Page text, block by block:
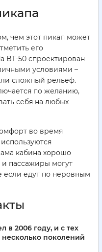
чем этот пикап может
его
BT-50 спроектирован
условиями –
сложный рельеф.
по желанию,
себя на любых
во время
кабина хорошо
пассажиры могут
если едут по неровным
в 2006 году, и с тех
поколений